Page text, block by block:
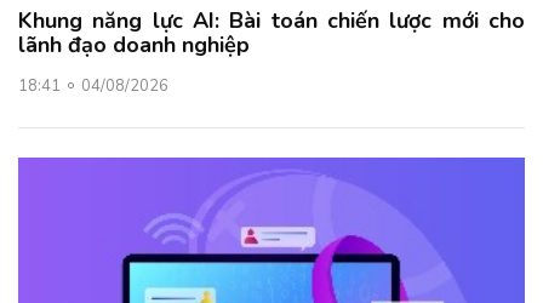
Khung năng lực AI: Bài toán chiến lược mới cho
lãnh đạo doanh nghiệp
18:41 04/08/2026